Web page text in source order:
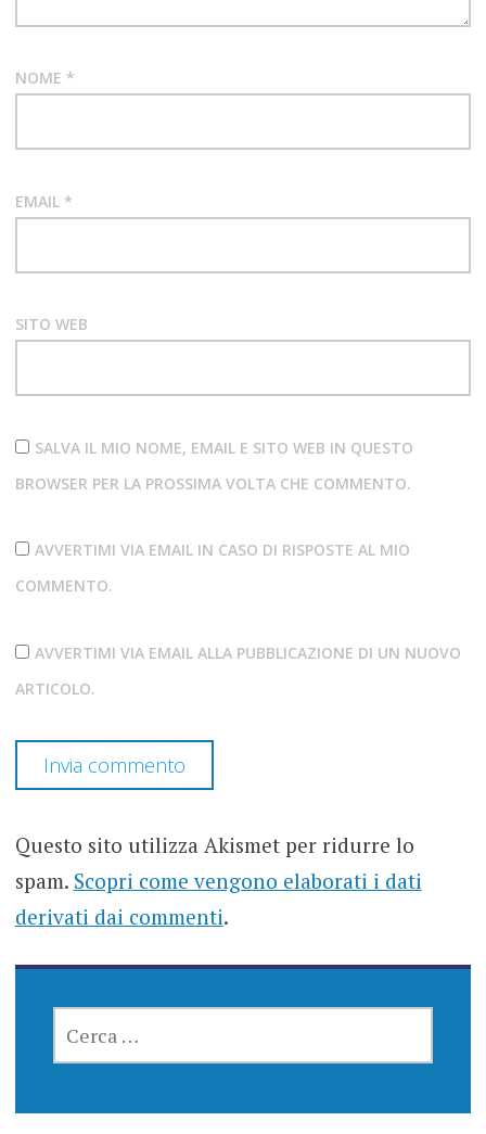
NOME *
EMAIL *
SITO WEB
SALVA IL MIO NOME, EMAIL E SITO WEB IN QUESTO
BROWSER PER LA PROSSIMA VOLTA CHE COMMENTO.
AVVERTIMI VIA EMAIL IN CASO DI RISPOSTE AL MIO
COMMENTO.
AVVERTIMI VIA EMAIL ALLA PUBBLICAZIONE DI UN NUOVO
ARTICOLO.
Questo sito utilizza Akismet per ridurre lo
spam. Scopri come vengono elaborati i dati
derivati dai commenti.
PER: